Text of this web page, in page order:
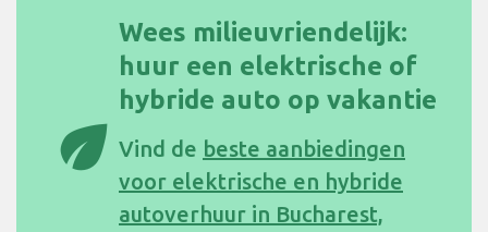
eco
Wees milieuvriendelijk:
huur een elektrische of
hybride auto op vakantie
Vind de beste aanbiedingen
voor elektrische en hybride
autoverhuur in Bucharest,